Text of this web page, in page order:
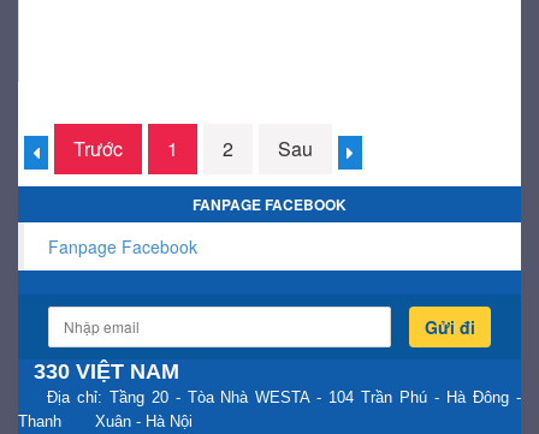
Trước 1 2 Sau
FANPAGE FACEBOOK
Fanpage Facebook
Gửi đi
330 VIỆT NAM
Địa chỉ: Tầng 20 - Tòa Nhà WESTA - 104 Trần Phú - Hà Đông -
Thanh Xuân - Hà Nội